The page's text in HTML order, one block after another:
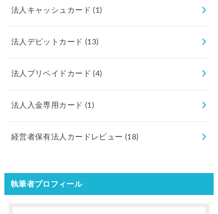
法人キャッシュカード(1)
法人デビットカード (13)
法人プリペイドカード(4)
法人入金専用カード (1)
経営者保有法人カードレビュー(18)
執筆者プロフィール